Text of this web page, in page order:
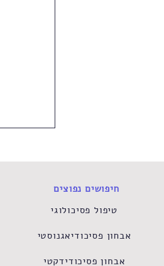
חיפושים נפוצים
טיפול פסיכולוגי
אבחון פסיכודיאגנוסטי
אבחון פסיכודידקטי